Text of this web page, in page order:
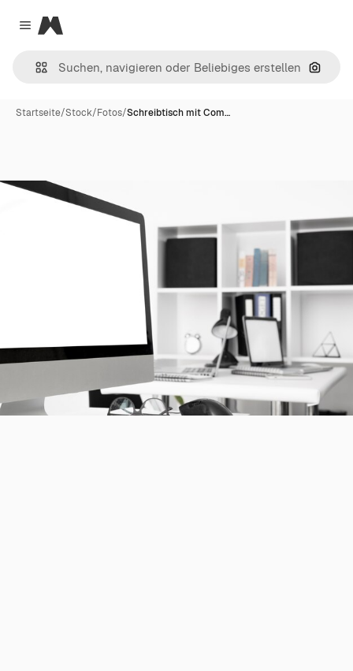
Close menu
Magnific
Nach
Startseite/Stock/Fotos/Schreibtisch mit Com…